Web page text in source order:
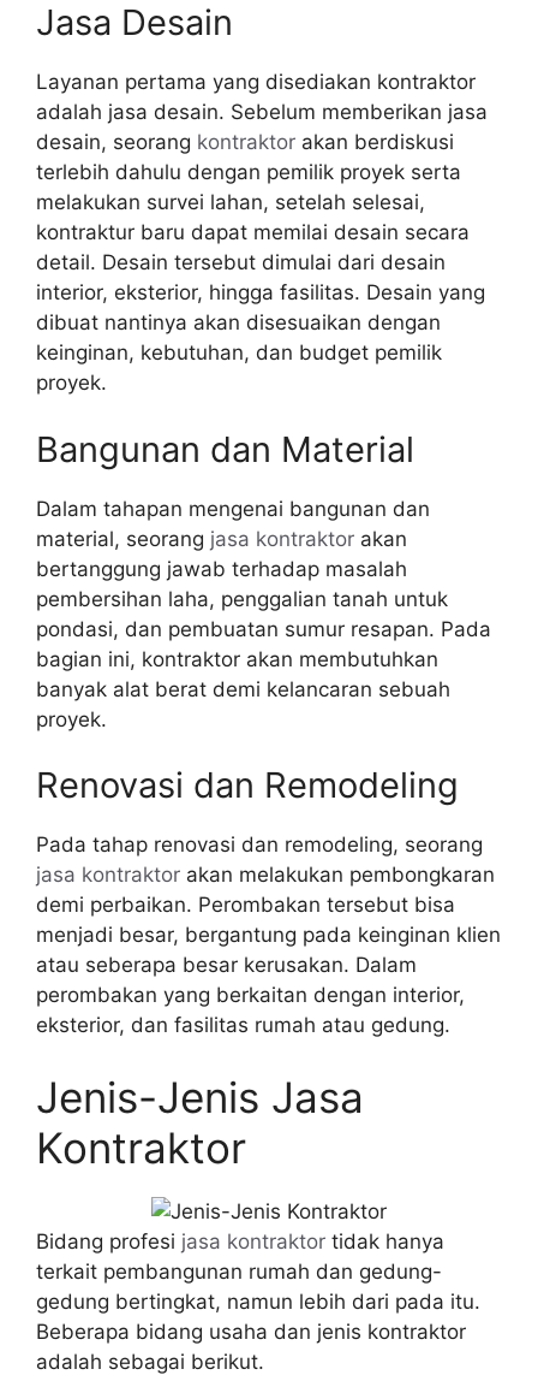
Jasa Desain
Layanan pertama yang disediakan kontraktor
adalah jasa desain. Sebelum memberikan jasa
desain, seorang kontraktor akan berdiskusi
terlebih dahulu dengan pemilik proyek serta
melakukan survei lahan, setelah selesai,
kontraktur baru dapat memilai desain secara
detail. Desain tersebut dimulai dari desain
interior, eksterior, hingga fasilitas. Desain yang
dibuat nantinya akan disesuaikan dengan
keinginan, kebutuhan, dan budget pemilik
proyek.
Bangunan dan Material
Dalam tahapan mengenai bangunan dan
material, seorang jasa kontraktor akan
bertanggung jawab terhadap masalah
pembersihan laha, penggalian tanah untuk
pondasi, dan pembuatan sumur resapan. Pada
bagian ini, kontraktor akan membutuhkan
banyak alat berat demi kelancaran sebuah
proyek.
Renovasi dan Remodeling
Pada tahap renovasi dan remodeling, seorang
jasa kontraktor akan melakukan pembongkaran
demi perbaikan. Perombakan tersebut bisa
menjadi besar, bergantung pada keinginan klien
atau seberapa besar kerusakan. Dalam
perombakan yang berkaitan dengan interior,
eksterior, dan fasilitas rumah atau gedung.
Jenis-Jenis Jasa
Kontraktor
Bidang profesi jasa kontraktor tidak hanya
terkait pembangunan rumah dan gedung-
gedung bertingkat, namun lebih dari pada itu.
Beberapa bidang usaha dan jenis kontraktor
adalah sebagai berikut.